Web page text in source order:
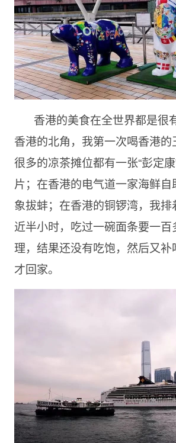
香港的美食在全世界都是很
香港的北角，我第一次喝香港
很多的凉茶摊位都有一张“彭定
片；在香港的电气道一家海鲜
象拔蚌；在香港的铜锣湾，我
近半小时，吃过一碗面条要一
理，结果还没有吃饱，然后又
才回家。